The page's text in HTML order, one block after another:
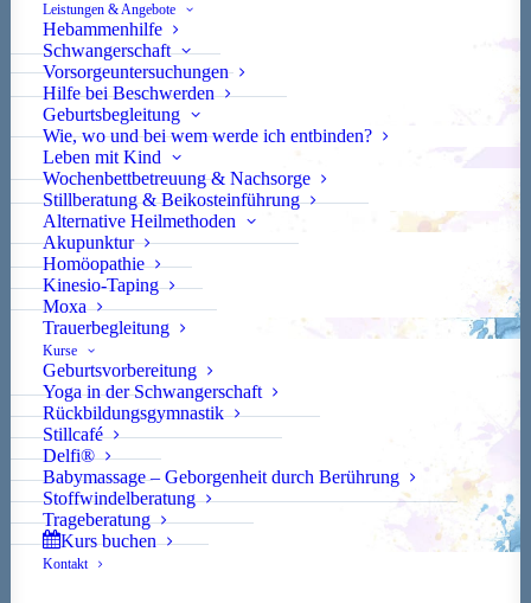
Leistungen & Angebote
Hebammenhilfe
Schwangerschaft
Vorsorgeuntersuchungen
Hilfe bei Beschwerden
Geburtsbegleitung
Wie, wo und bei wem werde ich entbinden?
Leben mit Kind
Wochenbettbetreuung & Nachsorge
Stillberatung & Beikosteinführung
Alternative Heilmethoden
Akupunktur
Homöopathie
Kinesio-Taping
Moxa
Trauerbegleitung
Kurse
Geburtsvorbereitung
Yoga in der Schwangerschaft
Rückbildungsgymnastik
Stillcafé
Delfi®
Babymassage – Geborgenheit durch Berührung
Stoffwindelberatung
Trageberatung
Kurs buchen
Kontakt
Unser interdisziplinäres Team freut sich auf Euch, Eure
Familien und unseren gemeinsamen Weg. Gemeinsam
können wir neue Erfahrungen sammeln.